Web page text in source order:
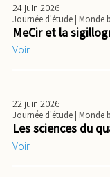
24 juin 2026
Journée d'étude| Monde
MeCir et la
Voir
22 juin 2026
Journée d'étude| Monde
Les sciences du
Voir